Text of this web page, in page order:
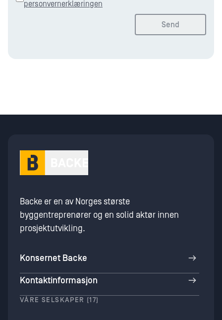
personvernerklæringen
Send
Backe er en av Norges største
byggentreprenører og en solid aktør innen
prosjektutvikling.
Konsernet Backe
Kontaktinformasjon
VÅRE SELSKAPER (17)